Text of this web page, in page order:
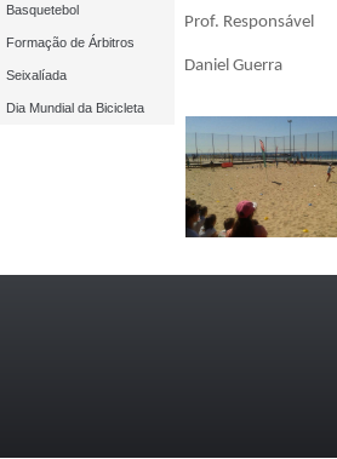
Prof. Responsável
Daniel Guerra
Basquetebol
Formação de Árbitros
Seixalíada
Dia Mundial da Bicicleta